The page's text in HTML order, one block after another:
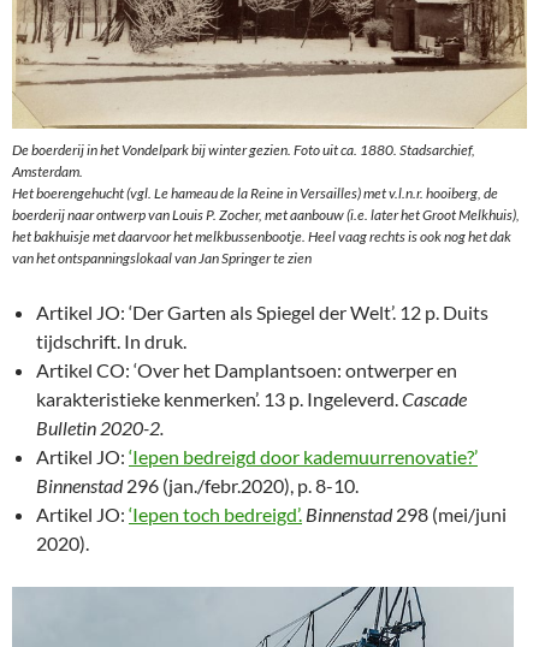
De boerderij in het Vondelpark bij winter gezien. Foto uit ca. 1880. Stadsarchief,
Amsterdam.
Het boerengehucht (vgl. Le hameau de la Reine in Versailles) met v.l.n.r. hooiberg, de
boerderij naar ontwerp van Louis P. Zocher, met aanbouw (i.e. later het Groot Melkhuis),
het bakhuisje met daarvoor het melkbussenbootje. Heel vaag rechts is ook nog het dak
van het ontspanningslokaal van Jan Springer te zien
Artikel JO: ‘Der Garten als Spiegel der Welt’. 12 p. Duits
tijdschrift. In druk.
Artikel CO: ‘Over het Damplantsoen: ontwerper en
karakteristieke kenmerken’. 13 p. Ingeleverd.Cascade
Bulletin 2020-2.
Artikel JO: ‘Iepen bedreigd door kademuurrenovatie?’
Binnenstad296 (jan./febr.2020), p. 8-10.
Artikel JO: ‘Iepen toch bedreigd’. Binnenstad298 (mei/juni
2020).